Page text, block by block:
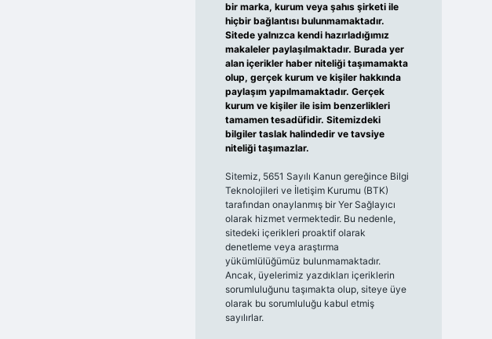
bir marka, kurum veya şahıs şirketi ile
hiçbir bağlantısı bulunmamaktadır.
Sitede yalnızca kendi hazırladığımız
makaleler paylaşılmaktadır. Burada yer
alan içerikler haber niteliği taşımamakta
olup, gerçek kurum ve kişiler hakkında
paylaşım yapılmamaktadır. Gerçek
kurum ve kişiler ile isim benzerlikleri
tamamen tesadüfidir. Sitemizdeki
bilgiler taslak halindedir ve tavsiye
niteliği taşımazlar.
Sitemiz, 5651 Sayılı Kanun gereğince Bilgi
Teknolojileri ve İletişim Kurumu (BTK)
tarafından onaylanmış bir Yer Sağlayıcı
olarak hizmet vermektedir. Bu nedenle,
sitedeki içerikleri proaktif olarak
denetleme veya araştırma
yükümlülüğümüz bulunmamaktadır.
Ancak, üyelerimiz yazdıkları içeriklerin
sorumluluğunu taşımakta olup, siteye üye
olarak bu sorumluluğu kabul etmiş
sayılırlar.